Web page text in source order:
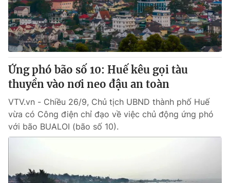
Ứng phó bão số 10: Huế kêu gọi tàu
thuyền vào nơi neo đậu an toàn
VTV.vn - Chiều 26/9, Chủ tịch UBND thành phố Huế
vừa có Công điện chỉ đạo về việc chủ động ứng phó
với bão BUALOI (bão số 10).